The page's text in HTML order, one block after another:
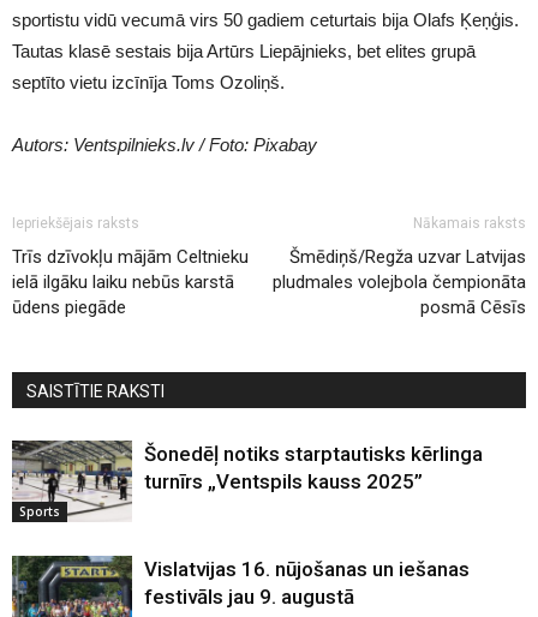
sportistu vidū vecumā virs 50 gadiem ceturtais bija Olafs Ķeņģis.
Tautas klasē sestais bija Artūrs Liepājnieks, bet elites grupā
septīto vietu izcīnīja Toms Ozoliņš.
Autors: Ventspilnieks.lv / Foto: Pixabay
Iepriekšējais raksts
Trīs dzīvokļu mājām Celtnieku
ielā ilgāku laiku nebūs karstā
ūdens piegāde
Nākamais raksts
Šmēdiņš/Regža uzvar Latvijas
pludmales volejbola čempionāta
posmā Cēsīs
SAISTĪTIE RAKSTI
Sports
Šonedēļ notiks starptautisks kērlinga
turnīrs „Ventspils kauss 2025”
Vislatvijas 16. nūjošanas un iešanas
festivāls jau 9. augustā